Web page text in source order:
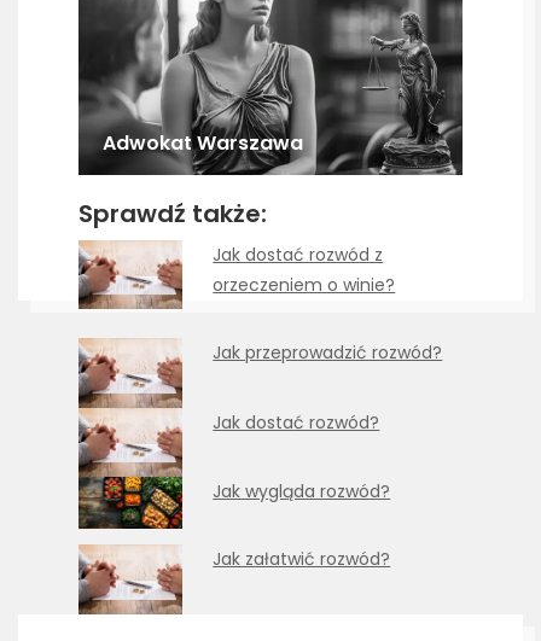
Adwokat Warszawa
Sprawdź także:
Jak dostać rozwód z
orzeczeniem o winie?
Jak przeprowadzić rozwód?
Jak dostać rozwód?
Jak wygląda rozwód?
Jak załatwić rozwód?